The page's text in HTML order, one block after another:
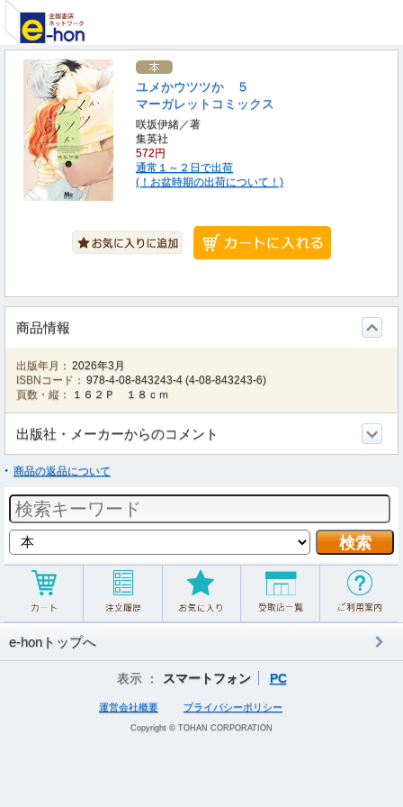
ユメかウツツか ５
マーガレットコミックス
咲坂伊緒／著
集英社
572円
通常１～２日で出荷
(！お盆時期の出荷について！)
商品情報
出版年月： 2026年3月
ISBNコード： 978-4-08-843243-4 (4-08-843243-6)
頁数・縦：
１６２Ｐ １８ｃｍ
出版社・メーカーからのコメント
商品の返品について
e-honトップへ
表示 ： スマートフォン PC
運営会社概要 プライバシーポリシー
Copyright © TOHAN CORPORATION